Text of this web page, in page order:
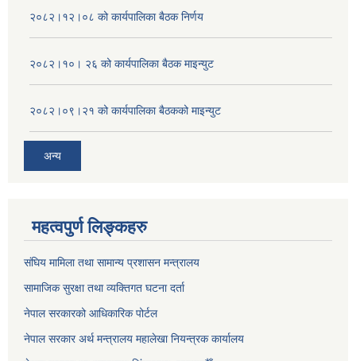
२०८२।१२।०८ को कार्यपालिका बैठक निर्णय
२०८२।१०। २६ को कार्यपालिका बैठक माइन्युट
२०८२।०९।२१ को कार्यपालिका बैठकको माइन्युट
अन्य
महत्वपुर्ण लिङ्कहरु
संघिय मामिला तथा सामान्य प्रशासन मन्त्रालय
सामाजिक सुरक्षा तथा व्यक्तिगत घटना दर्ता
नेपाल सरकारको आधिकारिक पोर्टल
नेपाल सरकार अर्थ मन्त्रालय महालेखा नियन्त्रक कार्यालय